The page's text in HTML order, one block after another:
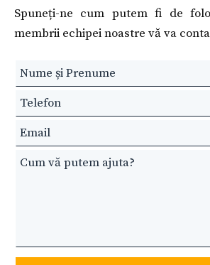
Spuneți-ne cum putem fi de
membrii echipei noastre vă va
Leave
this
field
blank